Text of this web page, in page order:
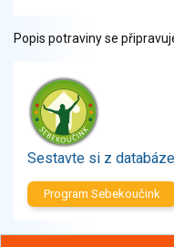
Zelenina
Brambory, luštěniny,
Sladkosti, slané výrobky
Zmrzliny
Ochucovadla, přísady,
Sušené směsi
Polotovary, hotové
Nápoje nealkoholické
Popis potraviny se
Sestavte si z
Program Sebekoučink